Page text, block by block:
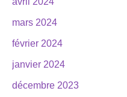
mars 2024
février 2024
janvier 2024
décembre 2023